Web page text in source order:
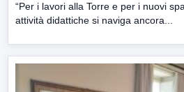
“Per i lavori alla Torre e per i nuovi
attività didattiche si naviga ancora...